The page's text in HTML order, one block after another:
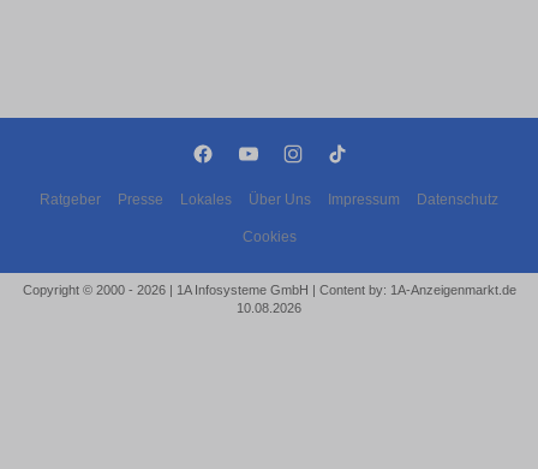
Ratgeber Presse Lokales Über Uns Impressum Datenschutz
Cookies
Copyright © 2000 - 2026 | 1A Infosysteme GmbH | Content by: 1A-Anzeigenmarkt.de
10.08.2026